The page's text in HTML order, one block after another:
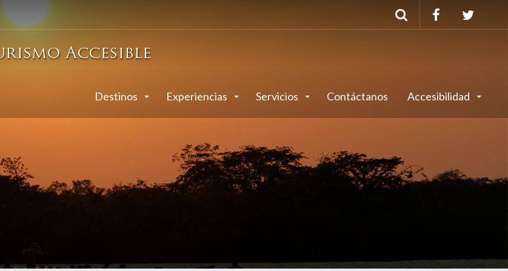
Destinos Experiencias Servicios Contáctanos Accesibilidad